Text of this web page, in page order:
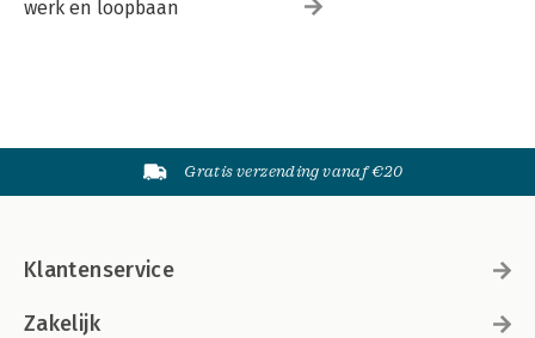
Shoot for the moon 443
werk en loopbaan
Gratis verzending vanaf €20
Klantenservice
Zakelijk